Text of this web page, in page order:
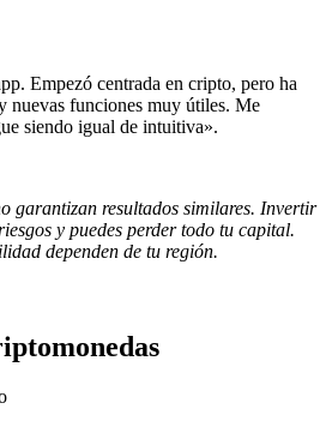
Empezó centrada en cripto, pero ha
nuevas funciones muy útiles. Me
siendo igual de intuitiva».
garantizan resultados similares. Invertir
y puedes perder todo tu capital.
dependen de tu región.